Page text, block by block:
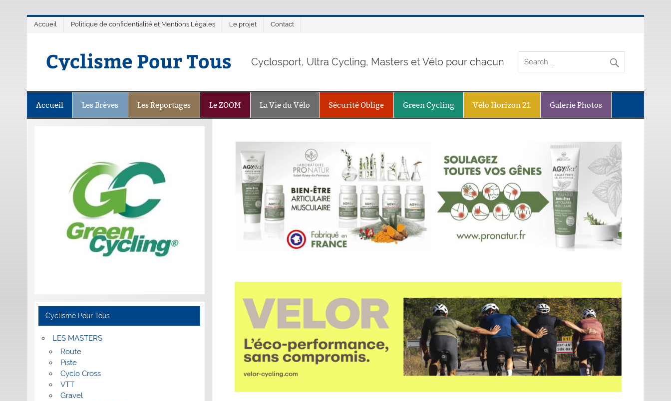
Accueil Politique de confidentialité et Mentions Légales Le projet Contact
Cyclisme Pour Tous Cyclosport, Ultra Cycling, Masters et Vélo pour chacun
Accueil Les Brèves Les Reportages Le ZOOM La Vie du Vélo Sécurité Oblige Green Cycling Vélo Horizon 21 Galerie Photos
Cyclisme Pour Tous
LES MASTERS
Route
Piste
Cyclo Cross
VTT
Gravel